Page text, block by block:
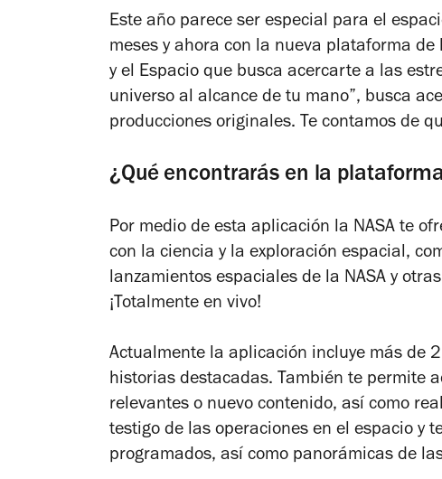
Este año parece ser especial para el
meses y ahora con la nueva plataforma
y el Espacio que busca acercarte a las
universo al alcance de tu mano”, busca
producciones originales. Te contamos de
¿Qué encontrarás en la
Por medio de esta aplicación la NASA te
con la ciencia y la exploración espacial,
lanzamientos espaciales de la NASA y
¡Totalmente en vivo!
Actualmente la aplicación incluye más de
historias destacadas. También te permite
relevantes o nuevo contenido, así como
testigo de las operaciones en el espacio y
programados, así como panorámicas de